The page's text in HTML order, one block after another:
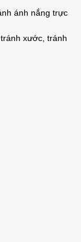
ánh nắng trực
xước, tránh